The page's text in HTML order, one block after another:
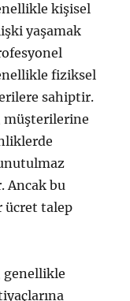
kişisel
yaşamak
fiziksel
sahiptir.
müşterilerine
Ancak bu
ücret talep
genellikle